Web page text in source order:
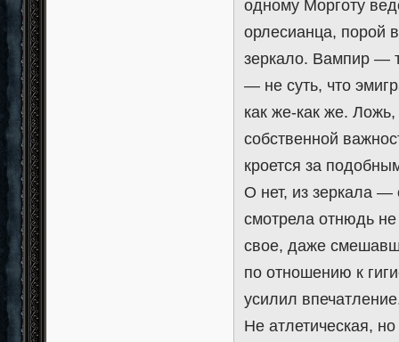
одному Морготу
орлесианца, порой
зеркало. Вампир —
— не суть, что
как же-как же.
собственной
кроется за
О нет, из зеркала
смотрела отнюдь
свое, даже
по отношению к
усилил
Не атлетическая,